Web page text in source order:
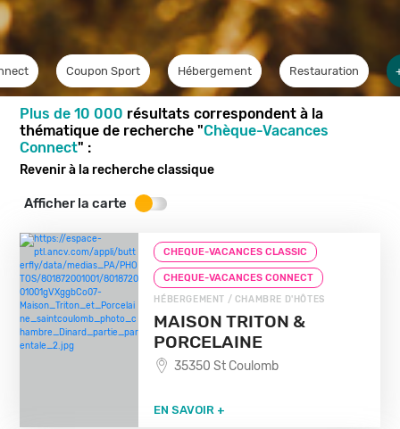
Coupon Sport Hébergement Restauration
Plus de 10 000 résultats correspondent à la
thématique de recherche "Chèque-Vacances
Connect" :
Revenir à la recherche classique
Afficher la carte
CHEQUE-VACANCES CLASSIC
CHEQUE-VACANCES CONNECT
HÉBERGEMENT / CHAMBRE D'HÔTES
MAISON TRITON &
PORCELAINE
35350 St Coulomb
EN SAVOIR +